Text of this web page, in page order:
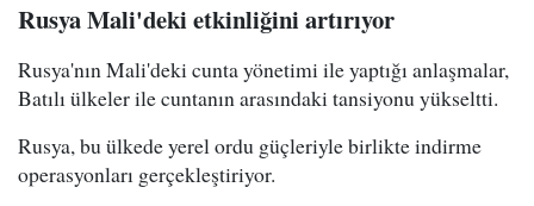
Rusya Mali'deki etkinliğini artırıyor
Rusya'nın Mali'deki cunta yönetimi ile yaptığı anlaşmalar,
Batılı ülkeler ile cuntanın arasındaki tansiyonu yükseltti.
Rusya, bu ülkede yerel ordu güçleriyle birlikte indirme
operasyonları gerçekleştiriyor.